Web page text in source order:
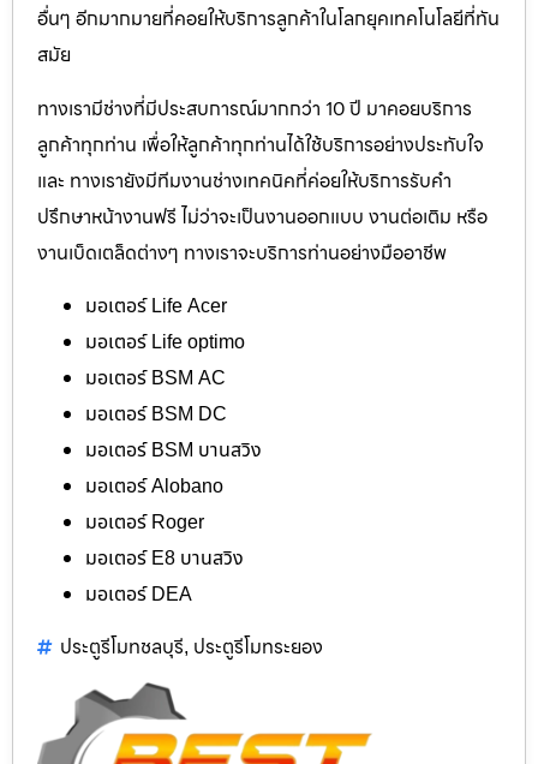
อื่นๆ อีกมากมายที่คอยให้บริการลูกค้าในโลกยุคเทคโนโลยีที่ทัน
สมัย
ทางเรามีช่างที่มีประสบการณ์มากกว่า 10 ปี มาคอยบริการ
ลูกค้าทุกท่าน เพื่อให้ลูกค้าทุกท่านได้ใช้บริการอย่างประทับใจ
และ ทางเรายังมีทีมงานช่างเทคนิคที่ค่อยให้บริการรับคำ
ปรึกษาหน้างานฟรี ไม่ว่าจะเป็นงานออกแบบ งานต่อเติม หรือ
งานเบ็ดเตล็ดต่างๆ ทางเราจะบริการท่านอย่างมืออาชีพ
มอเตอร์ Life Acer
มอเตอร์ Life optimo
มอเตอร์ BSM AC
มอเตอร์ BSM DC
มอเตอร์ BSM บานสวิง
มอเตอร์ Alobano
มอเตอร์ Roger
มอเตอร์ E8 บานสวิง
มอเตอร์ DEA
ประตูรีโมทชลบุรี, ประตูรีโมทระยอง